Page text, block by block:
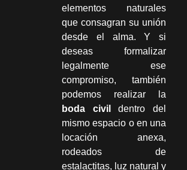
elementos naturales
que consagran su unión
desde el alma. Y si
deseas formalizar
legalmente ese
compromiso, también
podemos realizar la
boda civil
dentro del
mismo espacio o en una
locación anexa,
rodeados de
estalactitas, luz natural y